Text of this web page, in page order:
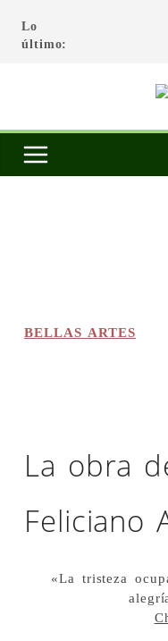
Lo
último:
BELLAS ARTES
La obra
Feliciano
«La tristeza